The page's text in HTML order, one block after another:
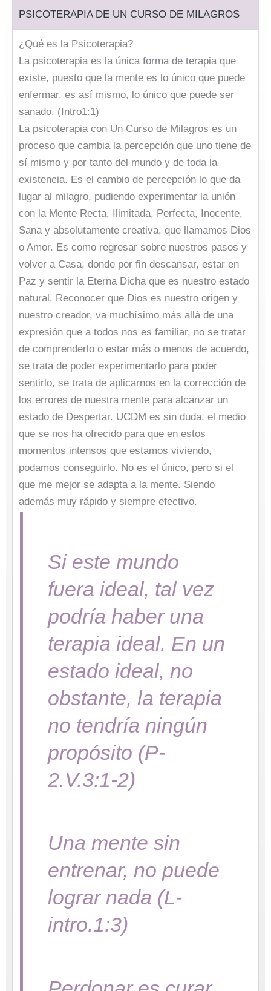
PSICOTERAPIA DE UN CURSO DE MILAGROS
¿Qué es la Psicoterapia?
La psicoterapia es la única forma de terapia que
existe, puesto que la mente es lo único que puede
enfermar, es así mismo, lo único que puede ser
sanado. (Intro1:1)
La psicoterapia con Un Curso de Milagros es un
proceso que cambia la percepción que uno tiene de
sí mismo y por tanto del mundo y de toda la
existencia. Es el cambio de percepción lo que da
lugar al milagro, pudiendo experimentar la unión
con la Mente Recta, Ilimitada, Perfecta, Inocente,
Sana y absolutamente creativa, que llamamos Dios
o Amor. Es como regresar sobre nuestros pasos y
volver a Casa, donde por fin descansar, estar en
Paz y sentir la Eterna Dicha que es nuestro estado
natural. Reconocer que Dios es nuestro origen y
nuestro creador, va muchísimo más allá de una
expresión que a todos nos es familiar, no se tratar
de comprenderlo o estar más o menos de acuerdo,
se trata de poder experimentarlo para poder
sentirlo, se trata de aplicarnos en la corrección de
los errores de nuestra mente para alcanzar un
estado de Despertar. UCDM es sin duda, el medio
que se nos ha ofrecido para que en estos
momentos intensos que estamos viviendo,
podamos conseguirlo. No es el único, pero si el
que me mejor se adapta a la mente. Siendo
además muy rápido y siempre efectivo.
Si este mundo
fuera ideal, tal vez
podría haber una
terapia ideal. En un
estado ideal, no
obstante, la terapia
no tendría ningún
propósito (P-
2.V.3:1-2)
Una mente sin
entrenar, no puede
lograr nada (L-
intro.1:3)